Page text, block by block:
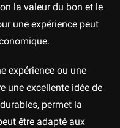
la valeur du bon et le
une expérience peut
expérience ou une
une excellente idée de
permet la
être adapté aux